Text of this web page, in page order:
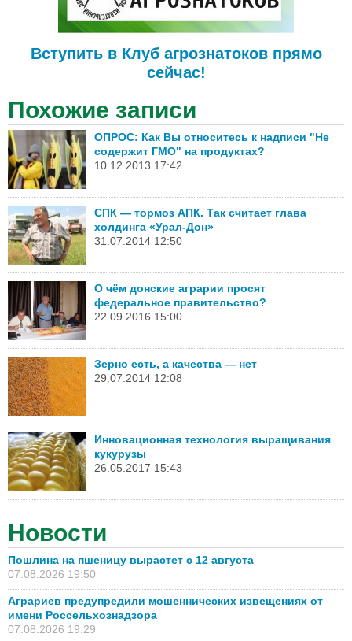
Вступить в Клуб агрознатоков прямо
сейчас!
Похожие записи
ОПРОС: Как Вы относитесь к надписи "Не
содержит ГМО" на продуктах?
10.12.2013 17:42
СПК — тормоз АПК. Так считает глава
холдинга «Урал-Дон»
31.07.2014 12:50
О чём донские аграрии просят
федеральное правительство?
22.09.2016 15:00
Зерно есть, а качества — нет
29.07.2014 12:08
Инновационная технология выращивания
кукурузы
26.05.2017 15:43
Новости
Пошлина на пшеницу вырастет с 12 августа
07.08.2026 19:50
Аграриев предупредили мошеннических извещениях от
имени Россельхознадзора
07.08.2026 19:29